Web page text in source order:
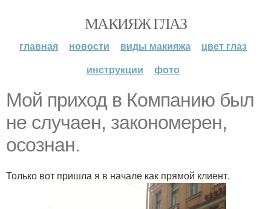
МАКИЯЖ ГЛАЗ
главная новости виды макияжа
цвет глаз
инструкции
фото
Мой приход в Компанию был
не случаен, закономерен,
осознан.
Только вот пришла я в начале как прямой клиент.